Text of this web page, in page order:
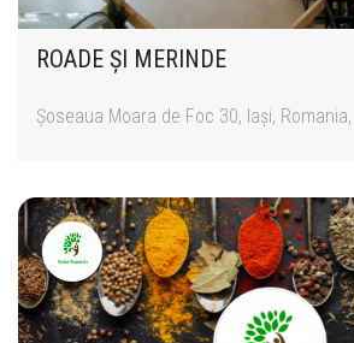
ROADE ȘI MERINDE
Șoseaua Moara de Foc 30, Iași,